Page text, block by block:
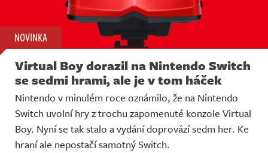
NOVINKA
Virtual Boy dorazil na Nintendo Switch
se sedmi hrami, ale je v tom háček
Nintendo v minulém roce oznámilo, že na Nintendo
Switch uvolní hry z trochu zapomenuté konzole Virtual
Boy. Nyní se tak stalo a vydání doprovází sedm her. Ke
hraní ale nepostačí samotný Switch.